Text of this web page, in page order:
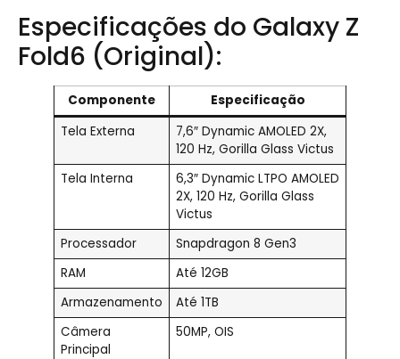
Especificações do Galaxy Z
Fold6 (Original):
Componente
Especificação
Tela Externa
7,6″ Dynamic AMOLED 2X,
120 Hz, Gorilla Glass Victus
Tela Interna
6,3″ Dynamic LTPO AMOLED
2X, 120 Hz, Gorilla Glass
Victus
Processador
Snapdragon 8 Gen3
RAM
Até 12GB
Armazenamento
Até 1TB
Câmera
Principal
50MP, OIS